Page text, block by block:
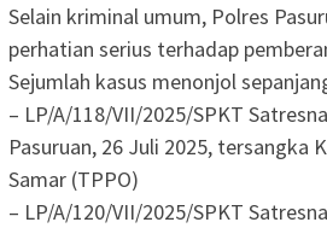
Selain kriminal umum, Polres
perhatian serius terhadap
Sejumlah kasus menonjol
– LP/A/118/VII/2025/SPKT
Pasuruan, 26 Juli 2025, tersangka
Samar (TPPO)
– LP/A/120/VII/2025/SPKT